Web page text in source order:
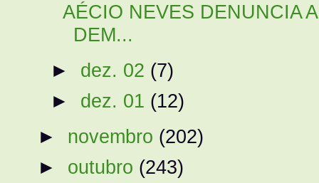
AÉCIO NEVES DENUNCIA
DEM...
► dez. 02 (7)
► dez. 01 (12)
► novembro (202)
► outubro (243)